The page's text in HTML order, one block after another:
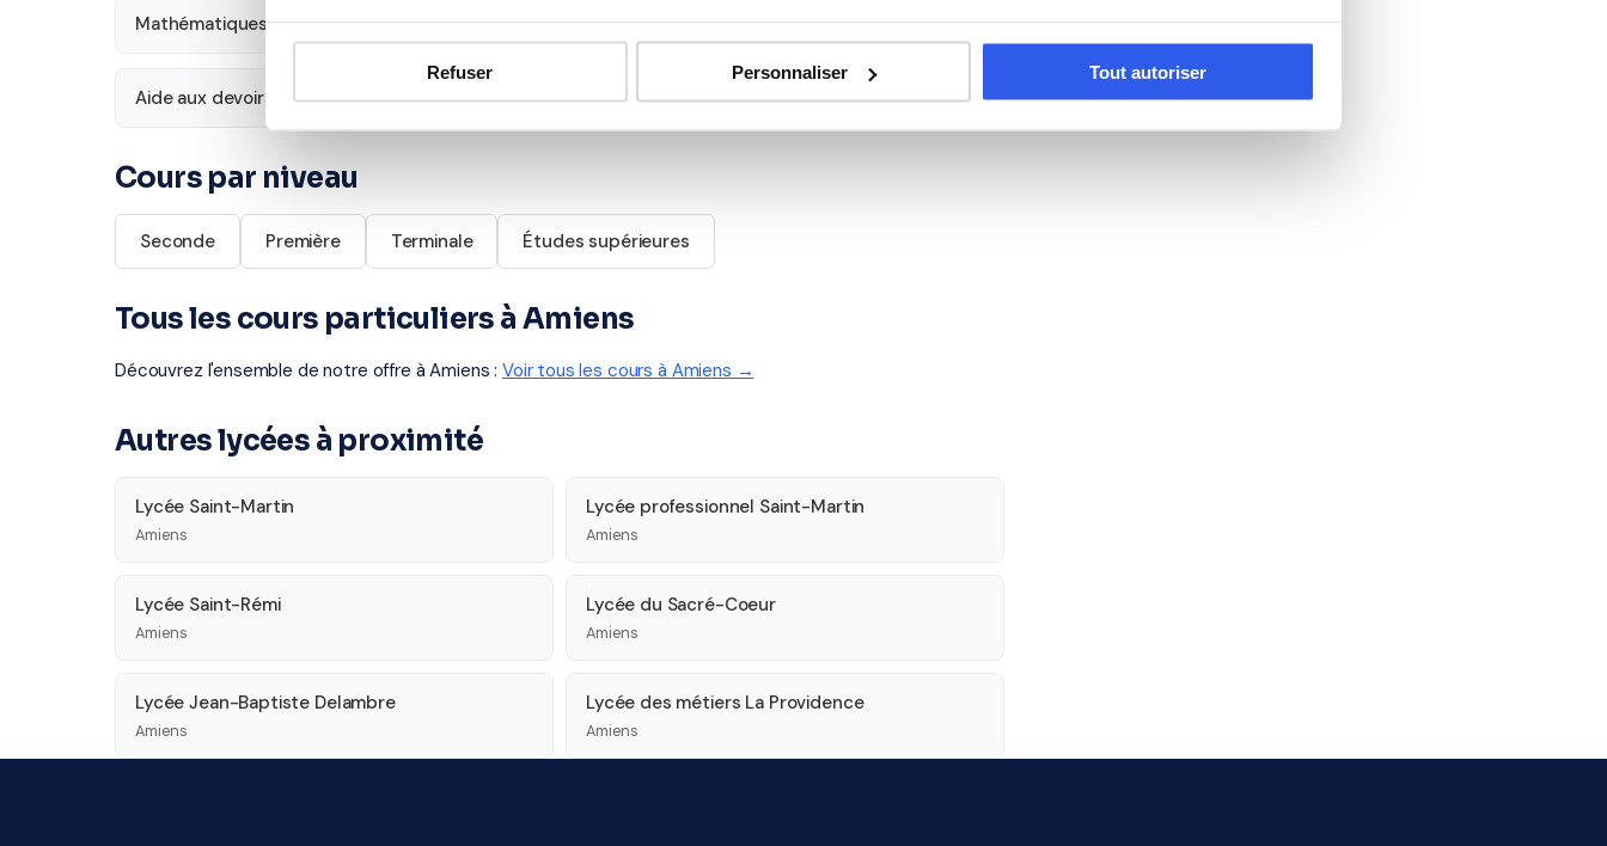
Refuser Personnaliser Tout autoriser
Mathématiques
Aide aux devoirs Économie Histoire
Cours par niveau
Seconde Première Terminale Études supérieures
Tous les cours particuliers à Amiens
Découvrez l'ensemble de notre offre à Amiens : Voir tous les cours à Amiens →
Autres lycées à proximité
Lycée Saint-Martin
Amiens
Lycée professionnel Saint-Martin
Amiens
Lycée Saint-Rémi
Amiens
Lycée du Sacré-Coeur
Amiens
Lycée Jean-Baptiste Delambre
Amiens
Lycée des métiers La Providence
Amiens